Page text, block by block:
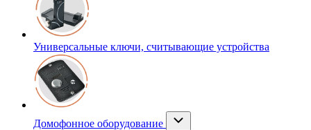
Универсальные ключи, считывающие устройства
Домофонное оборудование